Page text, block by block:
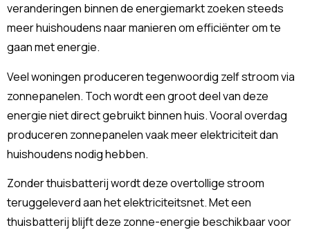
veranderingen binnen de energiemarkt zoeken steeds
meer huishoudens naar manieren om efficiënter om te
gaan met energie.
Veel woningen produceren tegenwoordig zelf stroom via
zonnepanelen. Toch wordt een groot deel van deze
energie niet direct gebruikt binnen huis. Vooral overdag
produceren zonnepanelen vaak meer elektriciteit dan
huishoudens nodig hebben.
Zonder thuisbatterij wordt deze overtollige stroom
teruggeleverd aan het elektriciteitsnet. Met een
thuisbatterij blijft deze zonne-energie beschikbaar voor